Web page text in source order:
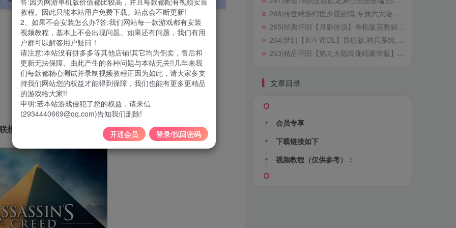
想电脑管家组件及火绒安全软件需将游戏目录添加信任。
266|传世端游幻世夕霞剧情,专属六大陆,带攻略,自动打怪,拾取,一键回收+局域外网搭建教程
265|经典怀旧【月影传说】单机版完整副本任务,修复等级上限,门派加入限制+视频教程
264|梦幻【长生谣OL】群服版,神兵系统,装备晋升,助战组队等超玩法+全套源码及局域外网架设教程
263|精品怀旧【第九大陆玲珑端豪华版】五职业最新整理，配任务物品代码+GM配套工具及命令+视频教程
文章目录
会员专享
下载链接如下
视频教程（仅供参考）：
我很平凡，但我独一无二
268|经典怀旧冒险端游【新079冒险岛20大陆】修复版,特色群服玩法,带详细玩法攻略+GM后台+局域外网教程
267|诛仙18职业霜起龙渊心法技改端,仿官玩法，含完整心法+技能特效+GM工具及教程
266|传世端游幻世夕霞剧情,专属六大陆,带攻略,自动打怪,拾取,一键回收+局域外网搭建教程
264|梦幻【长生谣OL】群服版,神兵系统,装备晋升,助战组队等超玩法+全套源码及局域外网架设教程
微信赞助 支付宝赞助
99-赞助VIP包含本站所有游戏资源！
教程。因此只能本站用户免费下载。站点会不断更新!
2、如果不会安装怎么办?答:我们网站每一款游戏都有安装
视频教程，基本上不会出现问题。如果还有问题，我们有用
户群可以解答用户疑问！
请注意:本站没有拼多多等其他店铺!其它均为倒卖，售后和
更新无法保障。由此产生的各种问题与本站无关!!几年来我
们每款都精心测试并录制视频教程正因为如此，请大家多支
持我们网站您的权益才能得到保障，我们也能有更多更精品
的游戏给大家!!
申明:若本站游戏侵犯了您的权益，请来信
(2934440669@qq.com)告知我们删除!
开通会员 登录/找回密码